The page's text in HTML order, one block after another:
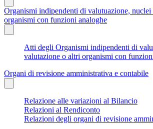
Organismi indipendenti di valutuazione,
organismi con funzioni analoghe
Atti degli Organismi indipendenti di
valutazione o altri organismi con
Organi di revisione amministrativa e contabile
Relazione alle variazioni al Bilancio
Relazioni al Rendiconto
Relazioni degli organi di revisione